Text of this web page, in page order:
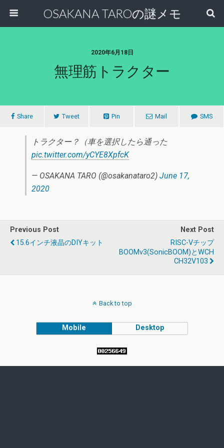
OSAKANA TAROの謎メモ
2020年6月18日
無理筋トラクター
Share Tweet Pin Mail SMS
トラクター？（車を選択したら通った
pic.twitter.com/yCYE8XpfcK
— OSAKANA TARO (@osakanataro2) June 17,
2020
Previous Post
15.6インチ液晶のDIYキット
Next Post
RISC-Vチップ
BOOMv3(SonicBOOM)とWCH
CH32V103
Back to top
Mobile Desktop